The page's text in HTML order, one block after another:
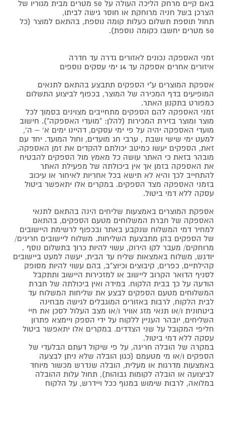
באם קיים מרחק הליכה העולה על 50 מטרים מבית מגוריו של
הצרכן בשל חניה מרוחקת או חוסר גישה לביתו,
תחול תוספת תשלום כעלות קומה נוספת, בהתאם למוצר (כל
50 מטרים יחשבו כקומה נוספת).
זמני האספקה נכונים לאזורים גדרה עד חדרה
איזורים אחרים אספקה עד 14 ימי עסקים נוספים
אספקת המוצרים ע"י הספקים תתבצע בהתאם לתנאים
המופיעים בדף המכירה של המוצר, בכפוף לביצוע התשלום
כמפורט בתקנון האתר.
זמני האספקה להם הספקים מתחייבים מצוינים בסמוך לכל
מוצר ומוצר בזירת המכירות (להלן: "מועדי האספקה"). חישוב
מועדי האספקה יהיה על פי ימי עסקים, דהיינו ימים א' – ה',
למעט ימי שישי ושבת , ערבי חג מועדים, וחול המועד. יחד עם
זאת, הספקים יעשו כמיטב יכולתם להקדים את זמן האספקה.
מובהר בזאת כי האתר עושה כל מאמץ מול הספקים להבטיח
את האספקה בזמן אך אין ביכולתה של מפעילת האתר
להתחייב לכך והיא לא תישא בכל אחריות לאיחור או עיכוב
בזמני האספקה מצד הספקים. במקרים אלו יתאפשר ביטול
עסקה ללא דמי ביטול.
אספקת המוצרים באמצעות שליחים הינה בהתאם לתנאי
האספקה של חברת המשלוחים מטעם הספקים, בהתאם
למחיר דמי המשלוח שנקבע באתר ובכפוף לרשימת היישובים
של הספקים בהן מתבצעת השליחות. משלוח ליישובים חריגים/
מרוחקים/ מעבר לקו הירוק, עשוי להיות כרוך בתשלום נוסף .
יודגש, משלוח באמצאות שליח עד הבית, יעשה למעט ביישובים
קהילתיים, כפרים, קיבוצים וכיוצ"ב, בהם עשוי להיות מסופק
לסניף הדואר הקרוב ליישוב או למזכירות היישוב ותתקבל
הודעה על כך בבית הלקוח. במידה ואין ביכולתה של חברת
המשלוחים מטעם הספקים לבצע את שליחות המשלוח עד
לבית הלקוח, לרבות באזורים המוגבלים לגישה מבחינה
ביטחונית ו/או תנאי מזג אוויר ו/או מצב העלול לסכן את חיי
השליחים, יובהר העניין ללקוח על ידי הספק ויימצא פתרון
חליפי המקובל על שני הצדדים. במקרים אלו יתאפשר ביטול
עסקה ללא דמי ביטול.
במקרה של הובלה חריגה, על פי שיקול דעתם הבלעדי של
הספקים ו/או מי מטעמם (כגון הובלה שלא ניתן לבצעה
באמצעות מדרגות או מעלית, הובלה שנדרש מכשור מיוחד
לביצועה או הובלה לקומות גבוהות), תחול עלות ההובלה
במלואה, לרבות שימוש במנוף ככל ויידרש, על הלקוח